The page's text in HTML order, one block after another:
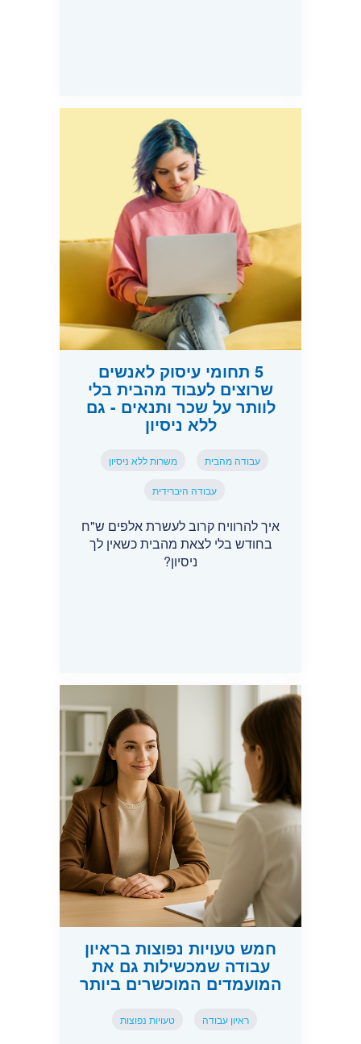
5 תחומי עיסוק לאנשים
שרוצים לעבוד מהבית בלי
לוותר על שכר ותנאים - גם
ללא ניסיון
עבודה מהבית משרות ללא ניסיון
עבודה היברידית
איך להרוויח קרוב לעשרת אלפים ש"ח
בחודש בלי לצאת מהבית כשאין לך
ניסיון?
חמש טעויות נפוצות בראיון
עבודה שמכשילות גם את
המועמדים המוכשרים ביותר
ראיון עבודה טעויות נפוצות